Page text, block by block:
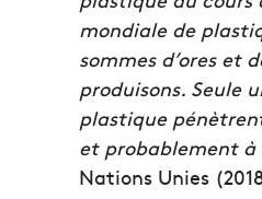
mondiale de
sommes d’ores et
produisons. Seule
plastique
et probablement
Nations Unies